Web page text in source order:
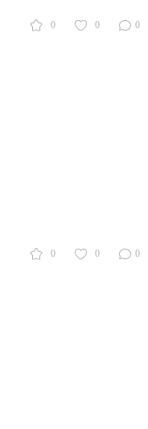
0 0 0
0 0 0